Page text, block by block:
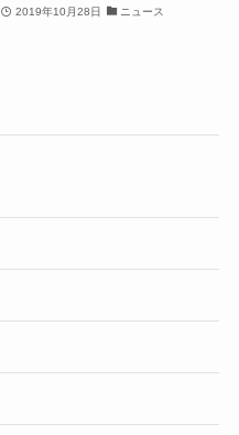
2019年10月28日 ニュース